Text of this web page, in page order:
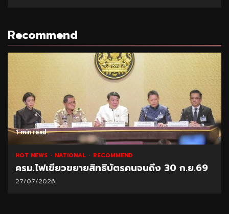
Recommend
NATIONAL RECOMMEND
ฟเขียวขยายสิทธิบัตรคนจนถึง 30 ก.ย.69
2026
1 min
“พา